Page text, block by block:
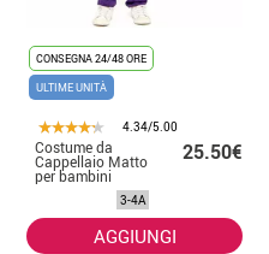
CONSEGNA 24/48 ORE
ULTIME UNITÀ
4.34/5.00
Costume da
Cappellaio Matto
per bambini
25.50€
3-4A
AGGIUNGI